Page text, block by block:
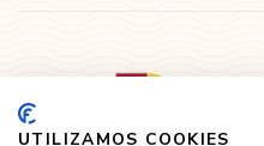
UTILIZAMOS COOKIES